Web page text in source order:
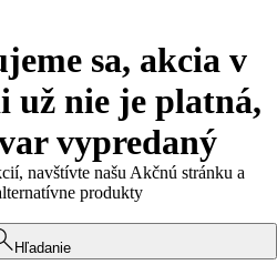
sa, akcia v
už nie je platná,
vypredaný
navštívte našu Akčnú stránku a
produkty
Hľadanie